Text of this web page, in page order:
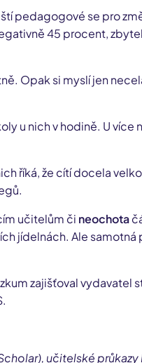
pedagogové se pro
45 procent,
Opak si myslí jen
u nich v hodině. U více
říká, že cítí docela
učitelům či neochota
jídelnách. Ale samotná
zajišťoval vydavatel
učitelské průkazy